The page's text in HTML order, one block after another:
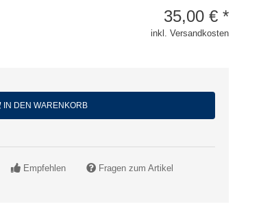
35,00 € *
inkl. Versandkosten
IN DEN WARENKORB
Empfehlen Fragen zum Artikel